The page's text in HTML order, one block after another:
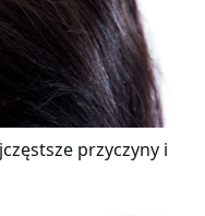
przyczyny i